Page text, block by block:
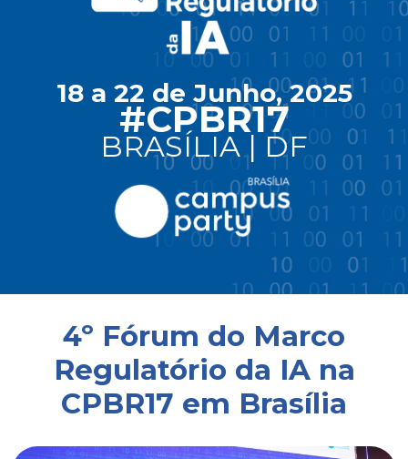
18 a 22 de Junho, 2025
#CPBR17
BRASÍLIA | DF
4º Fórum do Marco
Regulatório da IA na
CPBR17 em Brasília